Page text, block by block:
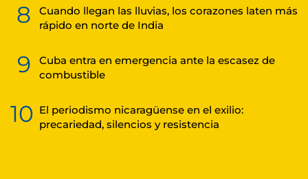
8
Cuando llegan las lluvias, los corazones laten más
rápido en norte de India
9
Cuba entra en emergencia ante la escasez de
combustible
10 El periodismo nicaragüense en el exilio:
precariedad, silencios y resistencia